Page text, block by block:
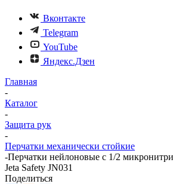
Вконтакте
Telegram
YouTube
Яндекс.Дзен
Главная
-
Каталог
-
Защита рук
-
Перчатки механически стойкие
-Перчатки нейлоновые с 1/2
Jeta Safety JN031
Поделиться